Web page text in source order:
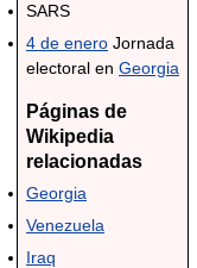
SARS
4 de enero Jornada
electoral en Georgia
Páginas de
Wikipedia
relacionadas
Georgia
Venezuela
Iraq